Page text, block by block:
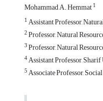
Mohammad A. Hemmat1
1Assistant Professor,
2Professor, Natural
3Professor, Natural
4Assistant Professor,
5Associate Professor,